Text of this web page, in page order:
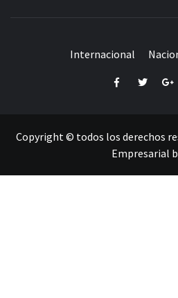
Internacional
FacebookTwitter
Copyright © todos los derechos
Empresarial